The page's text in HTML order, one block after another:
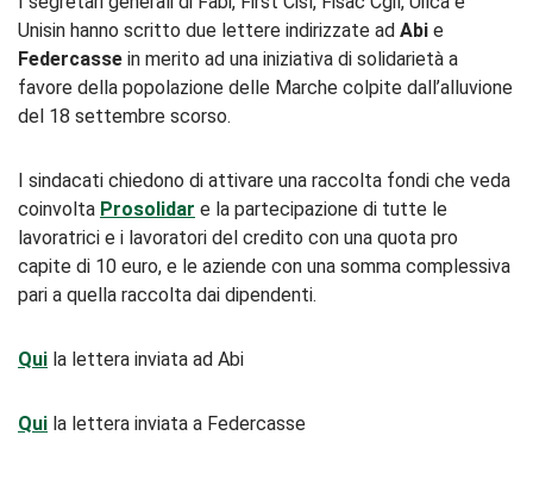
Unisin hanno scritto due lettere indirizzate ad Abi e
Federcasse in merito ad una iniziativa di solidarietà a
favore della popolazione delle Marche colpite dall’alluvione
del 18 settembre scorso.
I sindacati chiedono di attivare una raccolta fondi che veda
coinvolta Prosolidar e la partecipazione di tutte le
lavoratrici e i lavoratori del credito con una quota pro
capite di 10 euro, e le aziende con una somma complessiva
pari a quella raccolta dai dipendenti.
Qui la lettera inviata ad Abi
Qui la lettera inviata a Federcasse